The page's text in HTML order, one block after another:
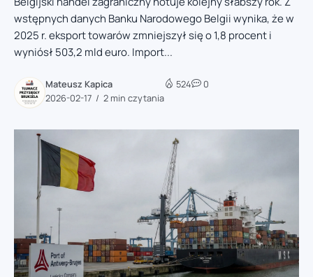
wstępnych danych Banku Narodowego Belgii wynika, że w
2025 r. eksport towarów zmniejszył się o 1,8 procent i
wyniósł 503,2 mld euro. Import...
Mateusz Kapica
2026-02-17
2 min czytania
524 0